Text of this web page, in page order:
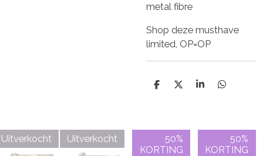
metal fibre
Shop deze musthave
limited, OP=OP
D
n
D
S
e
D
n
Uitverkocht Uitverkocht
50%
KORTING
50%
KORTING